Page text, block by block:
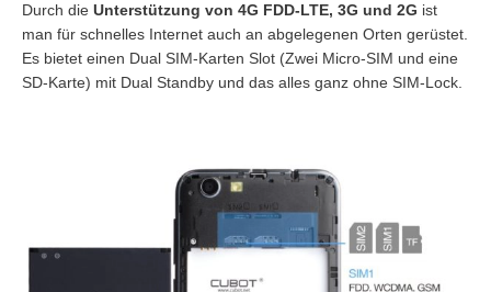
Durch die Unterstützung von 4G FDD-LTE, 3G und 2G ist
man für schnelles Internet auch an abgelegenen Orten gerüstet.
Es bietet einen Dual SIM-Karten Slot (Zwei Micro-SIM und eine
SD-Karte) mit Dual Standby und das alles ganz ohne SIM-Lock.